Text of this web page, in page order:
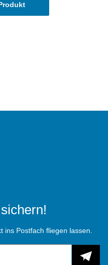
ins Postfach fliegen lassen.